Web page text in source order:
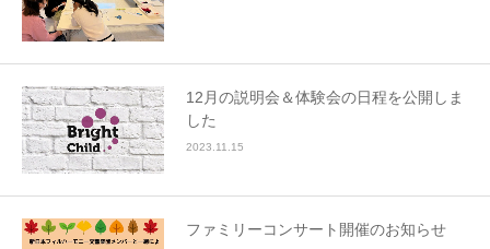
12月の説明会＆体験会の日程を公開しま
した
2023.11.15
ファミリーコンサート開催のお知らせ